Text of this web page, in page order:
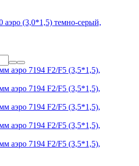
аэро (3,0*1,5) темно-серый,